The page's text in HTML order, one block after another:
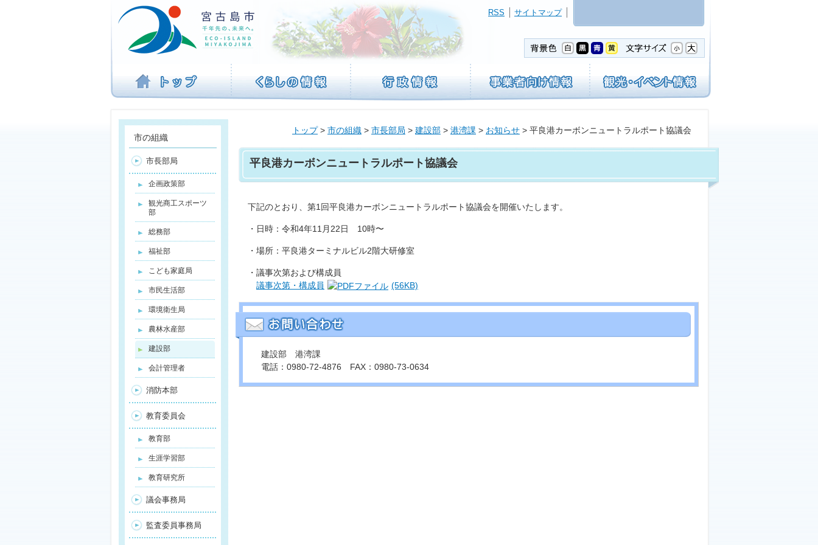
ビ
を
ば
す
サイトマップ
RSS
トップ> 市の組織 > 市長部局 > 建設部 > 港湾課 > お知らせ > 平良港カーボンニュートラルポート協議会
平良港カーボンニュートラルポート協議会
下記のとおり、第1回平良港カーボンニュートラルポート協議会を開催いたします。
・日時：令和4年11月22日 10時〜
・場所：平良港ターミナルビル2階大研修室
・議事次第および構成員
議事次第・構成員
(56KB)
建設部 港湾課
電話：0980-72-4876 FAX：0980-73-0634
市の組織
市長部局
企画政策部
観光商工スポーツ
部
総務部
福祉部
こども家庭局
市民生活部
環境衛生局
農林水産部
建設部
会計管理者
消防本部
教育委員会
教育部
生涯学習部
教育研究所
議会事務局
監査委員事務局